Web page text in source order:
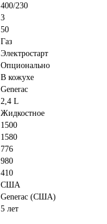
400/230
3
50
Газ
Электростарт
Опционально
В кожухе
Generac
2,4 L
Жидкостное
1500
1580
776
980
410
США
Generac (США)
5 лет